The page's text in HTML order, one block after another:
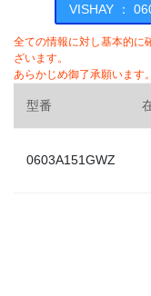
VISHAY ：
全ての情報に対し基本的に
ざいます。
あらかじめ御了承願います。
型番
0603A151GWZ